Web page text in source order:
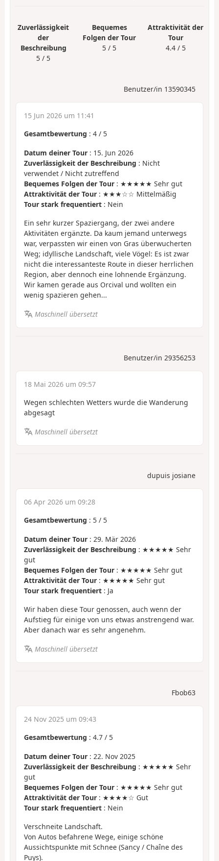
Zuverlässigkeit
der
Beschreibung
5 / 5
Bequemes
Folgen der Tour
5 / 5
Attraktivität der
Tour
4.4 / 5
Benutzer/in 13590345
15 Jun 2026 um 11:41
Gesamtbewertung : 4 / 5
Datum deiner Tour : 15. Jun 2026
Zuverlässigkeit der Beschreibung : Nicht
verwendet / Nicht zutreffend
Bequemes Folgen der Tour : ★★★★★ Sehr gut
Attraktivität der Tour : ★★★☆☆ Mittelmäßig
Tour stark frequentiert : Nein
Ein sehr kurzer Spaziergang, der zwei andere
Aktivitäten ergänzte. Da kaum jemand unterwegs
war, verpassten wir einen von Gras überwucherten
Weg; idyllische Landschaft, viele Vögel: Es ist zwar
nicht die interessanteste Route in dieser herrlichen
Region, aber dennoch eine lohnende Ergänzung.
Wir kamen gerade aus Orcival und wollten ein
wenig spazieren gehen...
Maschinell übersetzt
Benutzer/in 29356253
18 Mai 2026 um 09:57
Wegen schlechten Wetters wurde die Wanderung
abgesagt
Maschinell übersetzt
dupuis josiane
06 Apr 2026 um 09:28
Gesamtbewertung : 5 / 5
Datum deiner Tour : 29. Mär 2026
Zuverlässigkeit der Beschreibung : ★★★★★ Sehr
gut
Bequemes Folgen der Tour : ★★★★★ Sehr gut
Attraktivität der Tour : ★★★★★ Sehr gut
Tour stark frequentiert : Ja
Wir haben diese Tour genossen, auch wenn der
Aufstieg für einige von uns etwas anstrengend war.
Aber danach war es sehr angenehm.
Maschinell übersetzt
Fbob63
24 Nov 2025 um 09:43
Gesamtbewertung : 4.7 / 5
Datum deiner Tour : 22. Nov 2025
Zuverlässigkeit der Beschreibung : ★★★★★ Sehr
gut
Bequemes Folgen der Tour : ★★★★★ Sehr gut
Attraktivität der Tour : ★★★★☆ Gut
Tour stark frequentiert : Nein
Verschneite Landschaft.
Von Autos befahrene Wege, einige schöne
Aussichtspunkte mit Schnee (Sancy / Chaîne des
Puys).